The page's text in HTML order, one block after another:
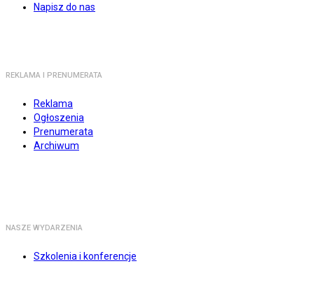
Napisz do nas
REKLAMA I PRENUMERATA
Reklama
Ogłoszenia
Prenumerata
Archiwum
NASZE WYDARZENIA
Szkolenia i konferencje